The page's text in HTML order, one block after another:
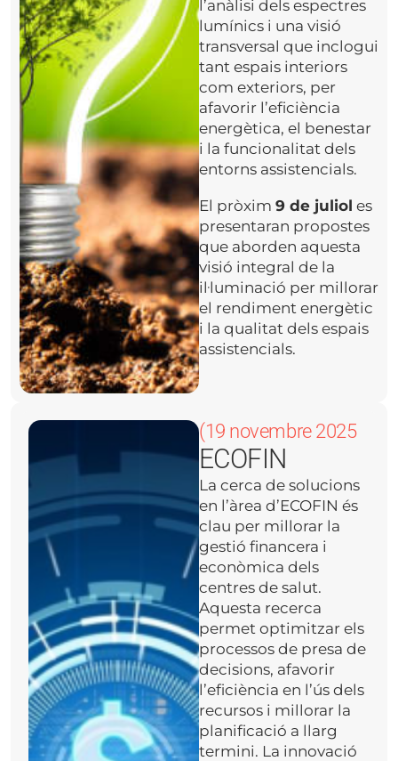
l’anàlisi dels espectres
lumínics i una visió
transversal que inclogui
tant espais interiors
com exteriors, per
afavorir l’eficiència
energètica, el benestar
i la funcionalitat dels
entorns assistencials.
El pròxim 9 de juliol es
presentaran propostes
que aborden aquesta
visió integral de la
il·luminació per millorar
el rendiment energètic
i la qualitat dels espais
assistencials.
(19 novembre 2025
ECOFIN
La cerca de solucions
en l’àrea d’ECOFIN és
clau per millorar la
gestió financera i
econòmica dels
centres de salut.
Aquesta recerca
permet optimitzar els
processos de presa de
decisions, afavorir
l’eficiència en l’ús dels
recursos i millorar la
planificació a llarg
termini. La innovació